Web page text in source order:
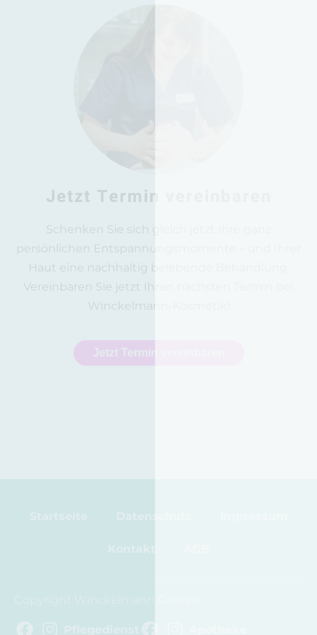
Jetzt Termin vereinbaren
Schenken Sie sich gleich jetzt Ihre ganz
persönlichen Entspannungsmomente – und Ihrer
Haut eine nachhaltig belebende Behandlung.
Vereinbaren Sie jetzt Ihren nächsten Termin bei
Winckelmann-Kosmetik!
Jetzt Termin vereinbaren